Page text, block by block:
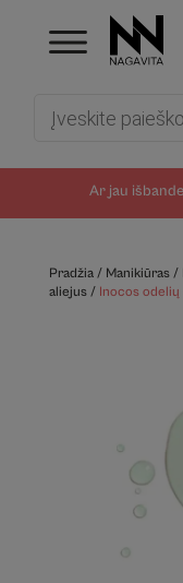
Ar jau
Pradžia/ Manikiūras/
aliejus/ Inocos odelių